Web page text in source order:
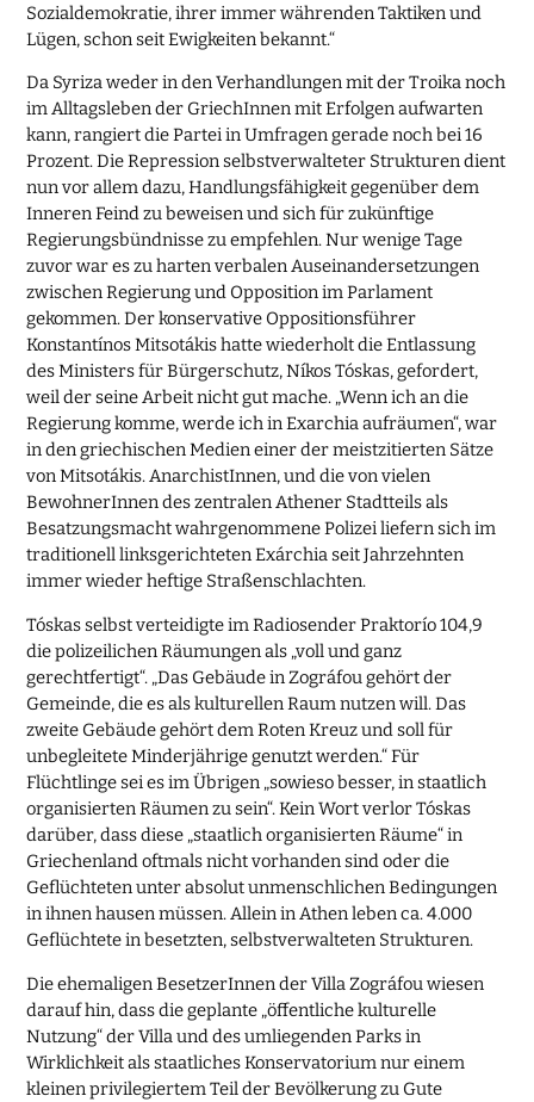
Sozialdemokratie, ihrer immer währenden Taktiken und
Lügen, schon seit Ewigkeiten bekannt.“
Da Syriza weder in den Verhandlungen mit der Troika noch
im Alltagsleben der GriechInnen mit Erfolgen aufwarten
kann, rangiert die Partei in Umfragen gerade noch bei 16
Prozent. Die Repression selbstverwalteter Strukturen dient
nun vor allem dazu, Handlungsfähigkeit gegenüber dem
Inneren Feind zu beweisen und sich für zukünftige
Regierungsbündnisse zu empfehlen. Nur wenige Tage
zuvor war es zu harten verbalen Auseinandersetzungen
zwischen Regierung und Opposition im Parlament
gekommen. Der konservative Oppositionsführer
Konstantínos Mitsotákis hatte wiederholt die Entlassung
des Ministers für Bürgerschutz, Níkos Tóskas, gefordert,
weil der seine Arbeit nicht gut mache. „Wenn ich an die
Regierung komme, werde ich in Exarchia aufräumen“, war
in den griechischen Medien einer der meistzitierten Sätze
von Mitsotákis. AnarchistInnen, und die von vielen
BewohnerInnen des zentralen Athener Stadtteils als
Besatzungsmacht wahrgenommene Polizei liefern sich im
traditionell linksgerichteten Exárchia seit Jahrzehnten
immer wieder heftige Straßenschlachten.
Tóskas selbst verteidigte im Radiosender Praktorío 104,9
die polizeilichen Räumungen als „voll und ganz
gerechtfertigt“. „Das Gebäude in Zográfou gehört der
Gemeinde, die es als kulturellen Raum nutzen will. Das
zweite Gebäude gehört dem Roten Kreuz und soll für
unbegleitete Minderjährige genutzt werden.“ Für
Flüchtlinge sei es im Übrigen „sowieso besser, in staatlich
organisierten Räumen zu sein“. Kein Wort verlor Tóskas
darüber, dass diese „staatlich organisierten Räume“ in
Griechenland oftmals nicht vorhanden sind oder die
Geflüchteten unter absolut unmenschlichen Bedingungen
in ihnen hausen müssen. Allein in Athen leben ca. 4.000
Geflüchtete in besetzten, selbstverwalteten Strukturen.
Die ehemaligen BesetzerInnen der Villa Zográfou wiesen
darauf hin, dass die geplante „öffentliche kulturelle
Nutzung“ der Villa und des umliegenden Parks in
Wirklichkeit als staatliches Konservatorium nur einem
kleinen privilegiertem Teil der Bevölkerung zu Gute